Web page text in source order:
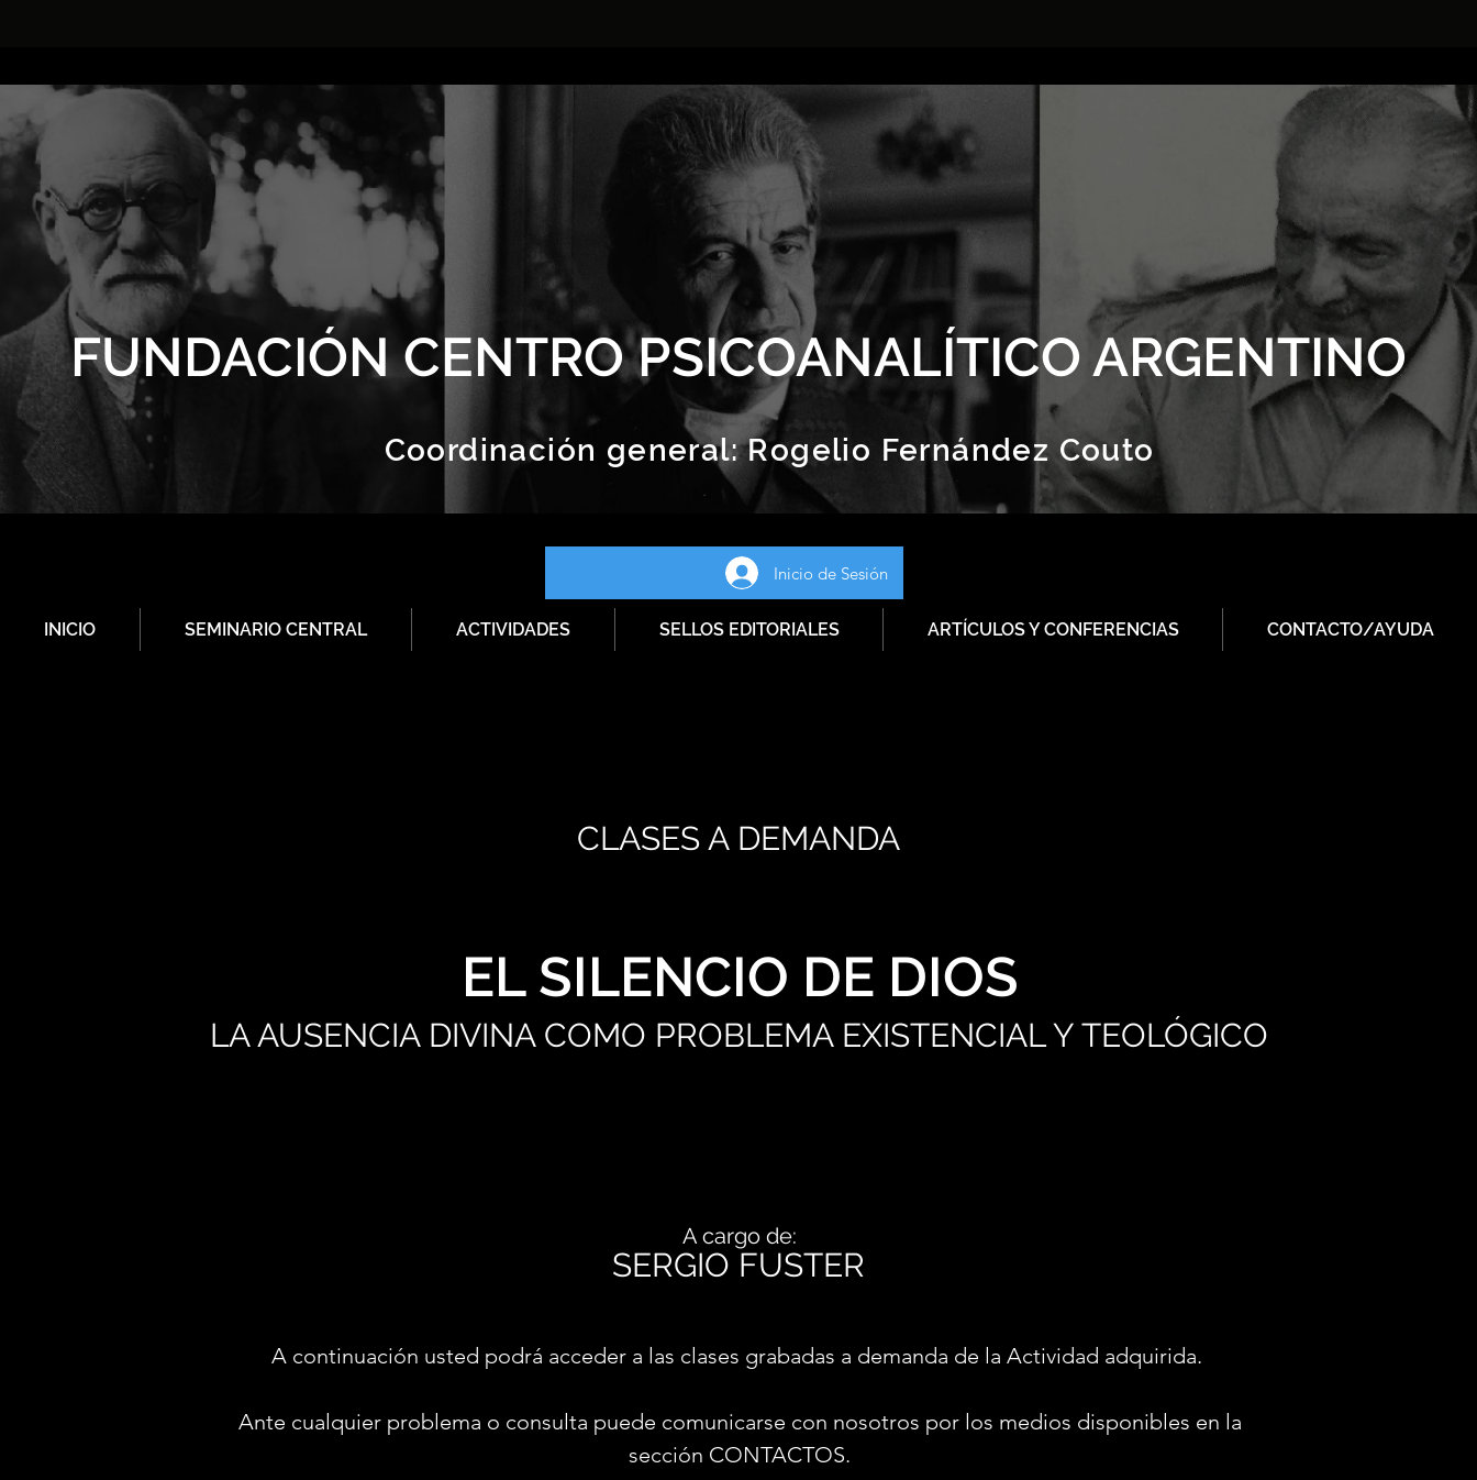
FUNDACIÓN CENTRO PSICOANALÍTICO ARGENTINO
Coordinación general:Rogelio Fernández Couto
Inicio de Sesión
INICIO SEMINARIO CENTRAL ACTIVIDADES SELLOS EDITORIALES ARTÍCULOS Y CONFERENCIAS CONTACTO/AYUDA
CLASES A DEMANDA
EL SILENCIO DE DIOS
LA AUSENCIA DIVINA COMO PROBLEMA EXISTENCIAL Y TEOLÓGICO
SERGIO FUSTER
A cargo de:
A continuación usted podrá acceder a las clases grabadas a demanda de la Actividad adquirida.
Ante cualquier problema o consulta puede comunicarse con nosotros por los medios disponibles en la
sección CONTACTOS.